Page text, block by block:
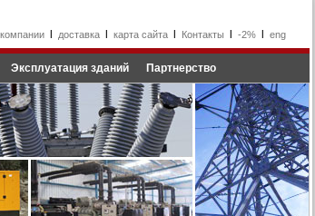
l доставкаl карта сайтаl Контакты -2%l eng
Эксплуатация зданий Партнерство